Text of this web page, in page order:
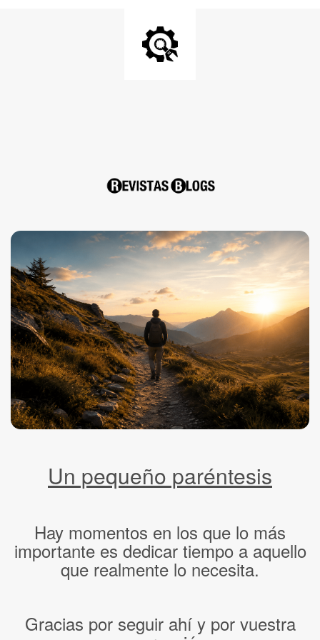
Un pequeño paréntesis
Hay momentos en los que lo más
importante es dedicar tiempo a aquello
que realmente lo necesita.
Gracias por seguir ahí y por vuestra